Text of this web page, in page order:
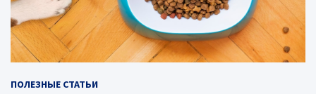
ПОЛЕЗНЫЕ СТАТЬИ